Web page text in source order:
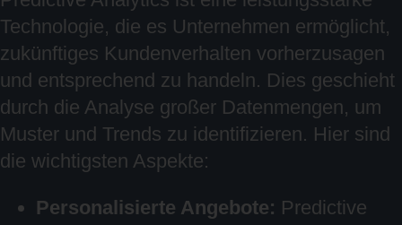
Technologie, die es Unternehmen ermöglicht,
zukünftiges Kundenverhalten vorherzusagen
und entsprechend zu handeln. Dies geschieht
durch die Analyse großer Datenmengen, um
Muster und Trends zu identifizieren. Hier sind
die wichtigsten Aspekte:
Personalisierte Angebote: Predictive